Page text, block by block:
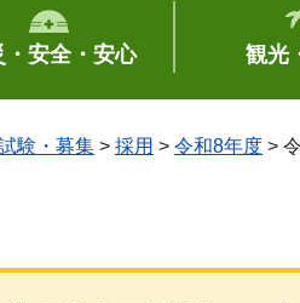
・安全・安心 観光
験・募集 > 採用 > 令和8年度 >